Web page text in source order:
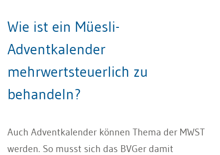
Wie ist ein Müesli-
Adventkalender
mehrwertsteuerlich zu
behandeln?
Auch Adventkalender können Thema der MWST
werden. So musst sich das BVGer damit